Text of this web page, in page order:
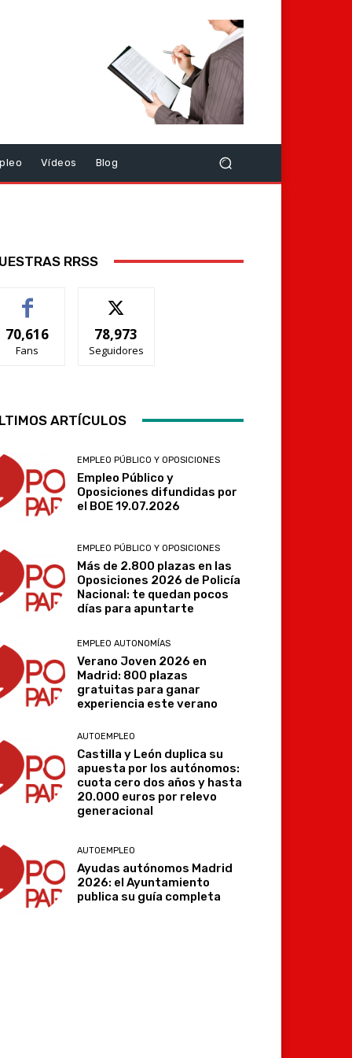
Vídeos Blog
RRSS
70,616
Fans
78,973
Seguidores
ARTÍCULOS
EMPLEO PÚBLICO Y OPOSICIONES
Empleo Público y
Oposiciones difundidas por
el BOE 19.07.2026
EMPLEO PÚBLICO Y OPOSICIONES
Más de 2.800 plazas en las
Oposiciones 2026 de Policía
Nacional: te quedan pocos
días para apuntarte
EMPLEO AUTONOMÍAS
Verano Joven 2026 en
Madrid: 800 plazas
gratuitas para ganar
experiencia este verano
AUTOEMPLEO
Castilla y León duplica su
apuesta por los autónomos:
cuota cero dos años y hasta
20.000 euros por relevo
generacional
AUTOEMPLEO
Ayudas autónomos Madrid
2026: el Ayuntamiento
publica su guía completa